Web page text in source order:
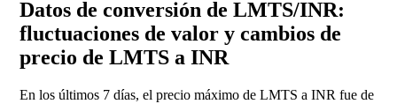
Datos de conversión de LMTS/INR:
fluctuaciones de valor y cambios de
precio de LMTS a INR
En los últimos 7 días, el precio máximo de LMTS a INR fue de